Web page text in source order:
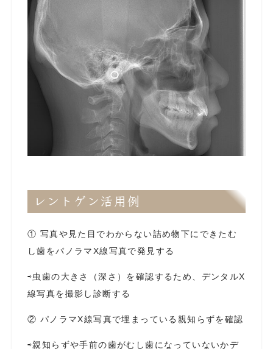
レントゲン活用例
① 写真や見た目でわからない詰め物下にできたむ
し歯をパノラマX線写真で発見する
⇨虫歯の大きさ（深さ）を確認するため、デンタルX
線写真を撮影し診断する
② パノラマX線写真で埋まっている親知らずを確認
⇨親知らずや手前の歯がむし歯になっていないかデ